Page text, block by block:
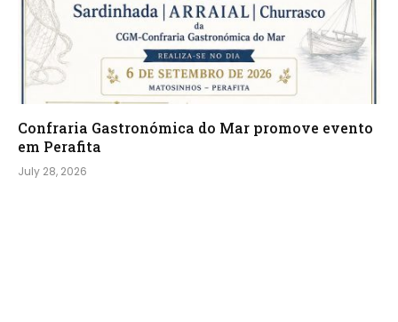
Confraria Gastronómica do Mar promove evento
em Perafita
July 28, 2026